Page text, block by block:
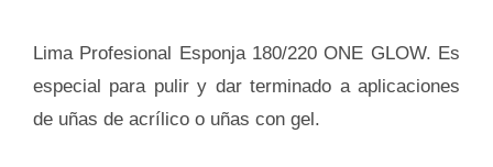
Lima Profesional Esponja 180/220 ONE GLOW. Es
especial para pulir y dar terminado a aplicaciones
de uñas de acrílico o uñas con gel.